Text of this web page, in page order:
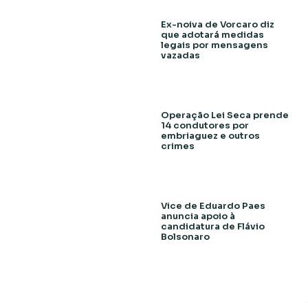
Ex-noiva de Vorcaro diz
que adotará medidas
legais por mensagens
vazadas
Operação Lei Seca prende
14 condutores por
embriaguez e outros
crimes
Vice de Eduardo Paes
anuncia apoio à
candidatura de Flávio
Bolsonaro